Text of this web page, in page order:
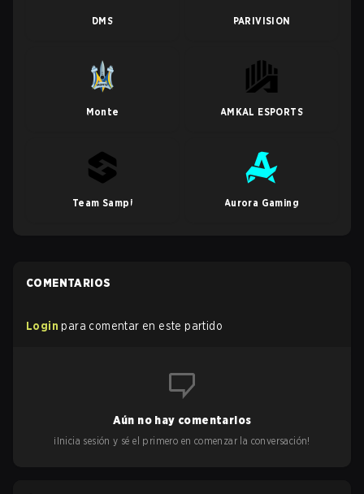
DMS PARIVISION
Monte AMKAL ESPORTS
Team Sampi Aurora Gaming
COMENTARIOS
Login para comentar en este partido
Aún no hay comentarios
¡Inicia sesión y sé el primero en comenzar la conversación!